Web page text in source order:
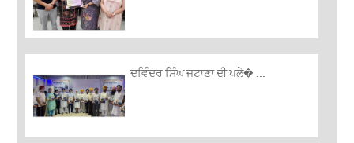
ਦਵਿੰਦਰ ਸਿੰਘ ਜਟਾਣਾ ਦੀ ਪਲੇ� ...